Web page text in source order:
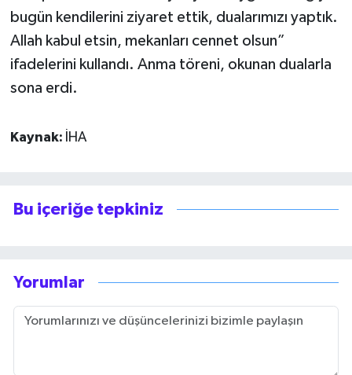
bugün kendilerini ziyaret ettik, dualarımızı yaptık.
Allah kabul etsin, mekanları cennet olsun”
ifadelerini kullandı. Anma töreni, okunan dualarla
sona erdi.
Kaynak: İHA
Bu içeriğe tepkiniz
Yorumlar